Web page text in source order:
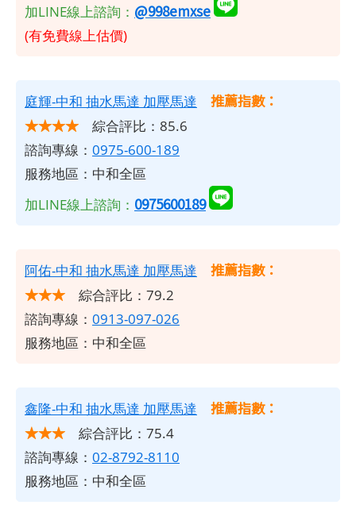
加LINE線上諮詢： @998emxse
(有免費線上估價)
庭輝-中和 抽水馬達 加壓馬達
推薦指數：
★★★★ 綜合評比：85.6
諮詢專線： 0975-600-189
服務地區：中和全區
加LINE線上諮詢： 0975600189
阿佑-中和 抽水馬達 加壓馬達
推薦指數：
★★★ 綜合評比：79.2
諮詢專線： 0913-097-026
服務地區：中和全區
鑫隆-中和 抽水馬達 加壓馬達
推薦指數：
★★★ 綜合評比：75.4
諮詢專線： 02-8792-8110
服務地區：中和全區